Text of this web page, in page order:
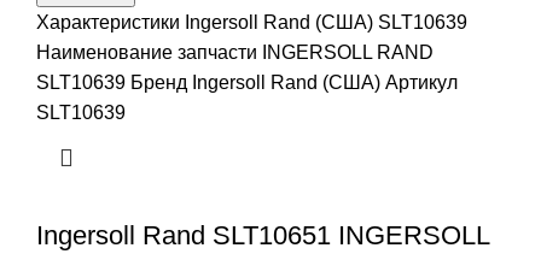
Характеристики Ingersoll Rand (США) SLT10639
Наименование запчасти INGERSOLL RAND
SLT10639 Бренд Ingersoll Rand (США) Артикул
SLT10639
Ingersoll Rand SLT10651 INGERSOLL